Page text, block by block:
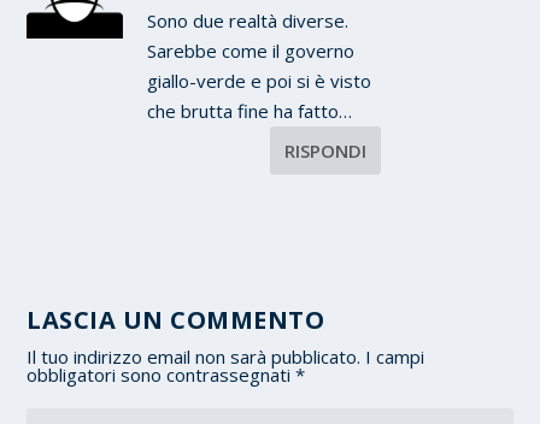
Sono due realtà diverse.
Sarebbe come il governo
giallo-verde e poi si è visto
che brutta fine ha fatto…
RISPONDI
LASCIA UN COMMENTO
Il tuo indirizzo email non sarà pubblicato. I campi
obbligatori sono contrassegnati*